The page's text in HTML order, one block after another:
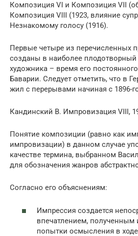
Композиция VI и Композиция VII
Композиция VIII (1923, влияние
Незнакомому голосу (1916).
Первые четыре из перечисленных
созданы в наиболее плодотворный
художника – время его
Баварии. Следует отметить, что в
жил с перерывами начиная с 1896-
Кандинский В. Импровизация VIII,
Понятие композиции (равно как
импровизации) в данном случае
качестве термина, выбранном
для обозначения жанров
Согласно его объяснениям:
Импрессия создается
впечатлением, полученным
попытки осмысления в